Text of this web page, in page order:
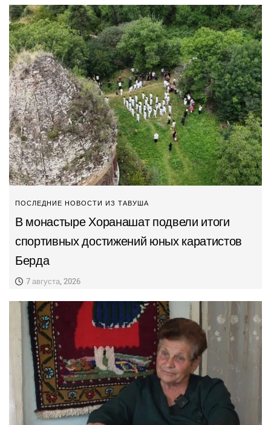
ПОСЛЕДНИЕ НОВОСТИ ИЗ ТАВУША
В монастыре Хоранашат подвели итоги
спортивных достижений юных каратистов
Берда
7 августа, 2026